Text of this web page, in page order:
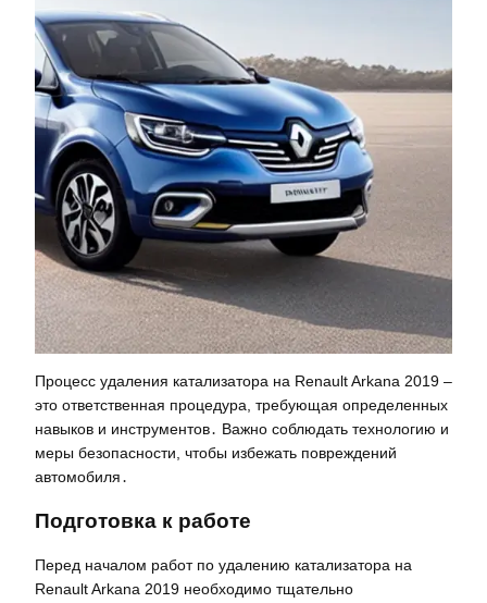
Процесс удаления катализатора на Renault Arkana 2019 –
это ответственная процедура, требующая определенных
навыков и инструментов․ Важно соблюдать технологию и
меры безопасности, чтобы избежать повреждений
автомобиля․
Подготовка к работе
Перед началом работ по удалению катализатора на
Renault Arkana 2019 необходимо тщательно